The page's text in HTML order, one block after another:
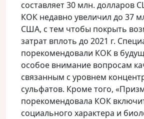
составляет 30 млн. долларов
КОК недавно увеличил до 37
США, с тем чтобы покрыть
затрат вплоть до 2021 г.
порекомендовали КОК в
особое внимание вопросам
связанным с уровнем
сульфатов. Кроме того,
порекомендовала КОК
социального характера и